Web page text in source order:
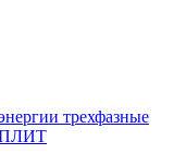
трехфазные